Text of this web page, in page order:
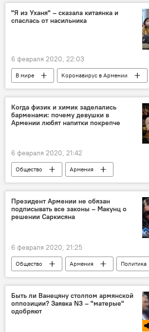
Кочарян
"Я из Уханя" – сказала китаянка и
спаслась от насильника
6 февраля 2020, 22:03
В мире Коронавирус в Армении
Когда физик и химик заделались
барменами: почему девушки в
Армении любят напитки покрепче
6 февраля 2020, 21:42
Общество
Армения
Новости Армения
девушки
Президент Армении не обязан
подписывать все законы – Макунц о
решении Саркисяна
6 февраля 2020, 21:25
Общество Армения
Политика
Лилит Макунц
Армен Саркисян
Новости Армения
закон
Быть ли Ванецяну столпом армянской
оппозиции? Заявка N3 – "матерые"
одобряют